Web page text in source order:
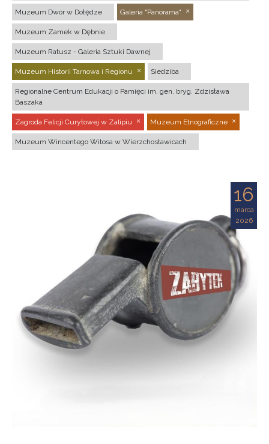
Muzeum Dwór w Dołędze Galeria "Panorama"
Muzeum Zamek w Dębnie
Muzeum Ratusz - Galeria Sztuki Dawnej
Muzeum Historii Tarnowa i Regionu Siedziba
Regionalne Centrum Edukacji o Pamięci im. gen. bryg. Zdzisława
Baszaka
Zagroda Felicji Curyłowej w Zalipiu Muzeum Etnograficzne
Muzeum Wincentego Witosa w Wierzchosławicach
16
marca
2026